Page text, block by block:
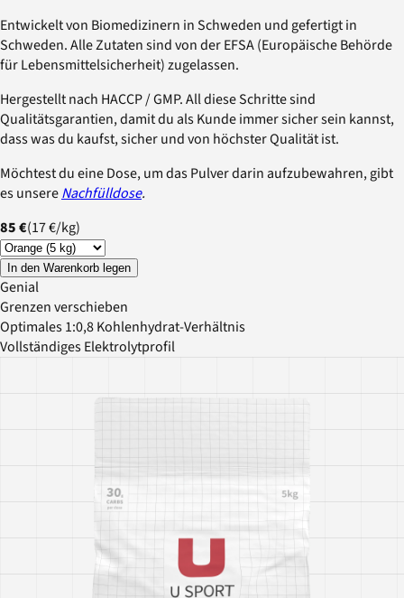
Entwickelt von Biomedizinern in Schweden und gefertigt in
Schweden. Alle Zutaten sind von der EFSA (Europäische Behörde
für Lebensmittelsicherheit) zugelassen.
Hergestellt nach HACCP / GMP. All diese Schritte sind
Qualitätsgarantien, damit du als Kunde immer sicher sein kannst,
dass was du kaufst, sicher und von höchster Qualität ist.
Möchtest du eine Dose, um das Pulver darin aufzubewahren, gibt
es unsereNachfülldose.
85 €(17 €/kg)
In den Warenkorb legen
Genial
Grenzen verschieben
Optimales 1:0,8 Kohlenhydrat-Verhältnis
Vollständiges Elektrolytprofil